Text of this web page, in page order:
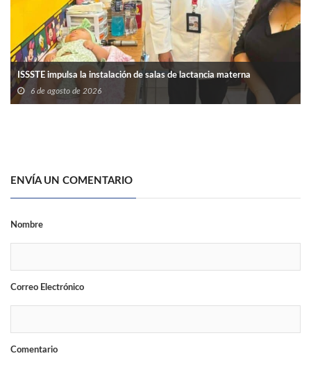
ISSSTE impulsa la instalación de salas de lactancia materna
6 de agosto de 2026
ENVÍA UN COMENTARIO
Nombre
Correo Electrónico
Comentario